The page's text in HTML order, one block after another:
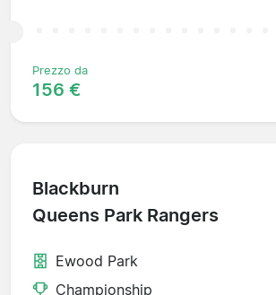
Prezzo da
156 €
Blackburn
Queens Park Rangers
Ewood Park
Championship